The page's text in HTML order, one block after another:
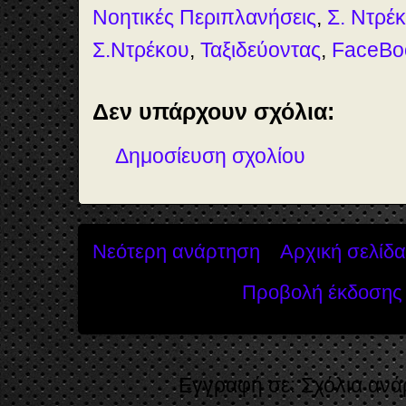
Νοητικές Περιπλανήσεις, Σ.
Σ.Ντρέκου, Ταξιδεύοντας,
Δεν υπάρχουν σχόλια:
Δημοσίευση σχολίου
Νεότερη ανάρτηση
Αρχική σελίδα
Προβολή έκδοσης
Εγγραφή σε:Σχόλια